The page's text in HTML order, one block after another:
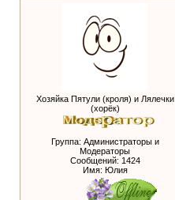
Хозяйка Пятули (кроля) и Лялечки
(хорёк)
Группа: Администраторы и
Модераторы
Сообщений: 1424
Имя: Юлия